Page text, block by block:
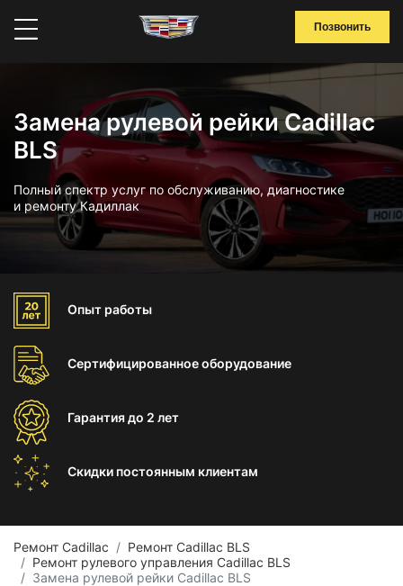
Позвонить
Замена рулевой рейки Cadillac
BLS
Полный спектр услуг по обслуживанию, диагностике
и ремонту Кадиллак
Опыт работы
Сертифицированноеоборудование
Гарантиядо 2 лет
Скидки постоянным клиентам
Ремонт Cadillac
Ремонт Cadillac BLS
Ремонт рулевого управления Cadillac BLS
Замена рулевой рейки Cadillac BLS